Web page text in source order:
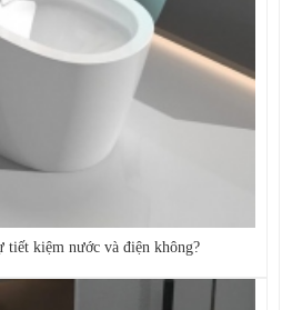
tiết kiệm nước và điện không?